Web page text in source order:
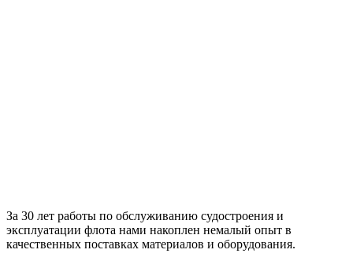
За 30 лет работы по обслуживанию судостроения и
эксплуатации флота нами накоплен немалый опыт в
качественных поставках материалов и оборудования.